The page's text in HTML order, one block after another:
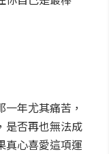
年尤其痛苦，
是否再也無法成
真心喜愛這項運